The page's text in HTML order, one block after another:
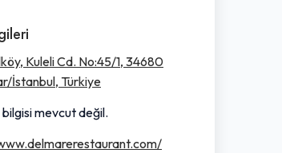
Kuleli Cd. No:45/1, 34680
İstanbul, Türkiye
mevcut değil.